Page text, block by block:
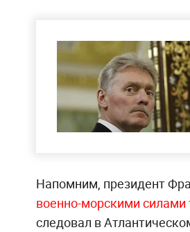
Напомним, президент
военно-морскими
следовал в